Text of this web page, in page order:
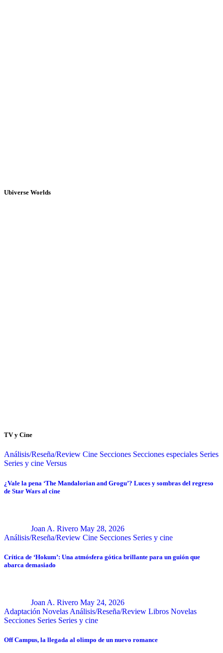
Ubiverse Worlds
TV y Cine
Análisis/Reseña/Review Cine Secciones Secciones especiales Series
Series y cine Versus
¿Vale la pena ‘The Mandalorian and Grogu’? Luces y sombras del regreso
de Star Wars al cine
Joan A. Rivero May 28, 2026
Análisis/Reseña/Review Cine Secciones Series y cine
Crítica de ‘Hokum’: Una atmósfera gótica brillante para un guión que
abarca demasiado
Joan A. Rivero May 24, 2026
Adaptación Novelas Análisis/Reseña/Review Libros Novelas
Secciones Series Series y cine
Off Campus, la llegada al olimpo de un nuevo romance